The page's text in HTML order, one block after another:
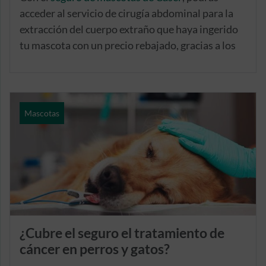
acceder al servicio de cirugía abdominal para la
extracción del cuerpo extraño que haya ingerido
tu mascota con un precio rebajado, gracias a los
realizar alguna prueba diagnóstica, podrás contar
con descuentos exclusivos para las mismas o,
incluso, tenerlas incluidas, como es el caso de una
ecografía abdominal, necesaria en estas
circunstancias, cubierta con la modalidad de
seguro de mascotas Plan Salud Premium.
También, te podrás despreocupar de las
consultas, revisiones y urgencias, ya que estas
quedan incluidas sin coste adicional y de manera
ilimitada.
Mascotas
¿Cubre el seguro el tratamiento de
cáncer en perros y gatos?